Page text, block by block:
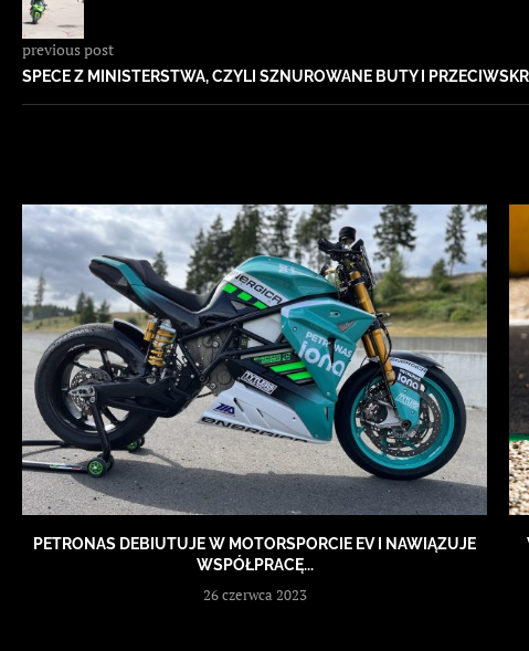
previous post
SPECE Z MINISTERSTWA, CZYLI SZNUROWANE BUTY I
PETRONAS DEBIUTUJE W MOTORSPORCIE EV I NAWIĄZUJE
WSPÓŁPRACĘ...
26 czerwca 2023